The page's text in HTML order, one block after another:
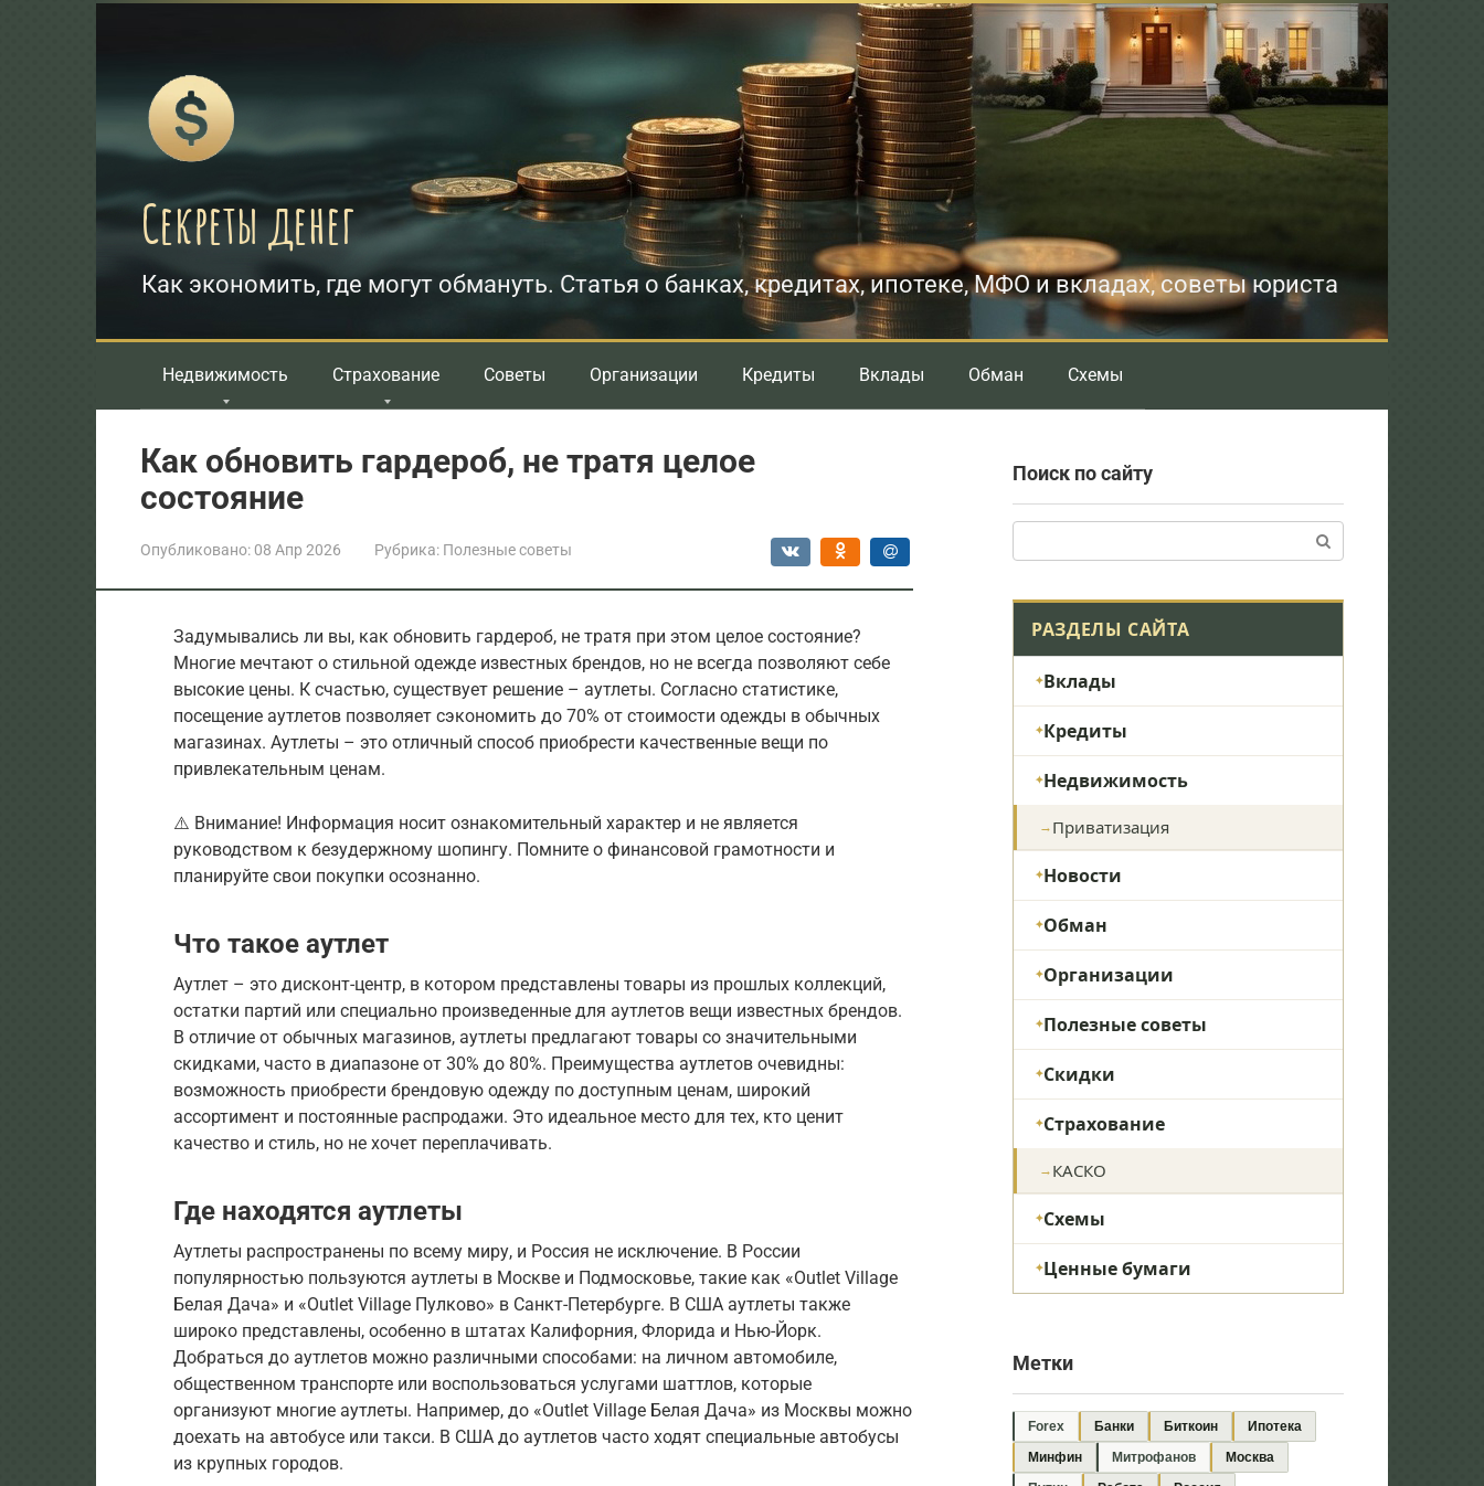
Секреты денег
Как экономить, где могут обмануть. Статья о банках, кредитах, ипотеке, МФО и вкладах, советы юриста
Недвижимость Страхование Советы Организации Кредиты Вклады Обман Схемы
Как обновить гардероб, не тратя целое
состояние
Опубликовано: 08 Апр 2026 Рубрика: Полезные советы
Задумывались ли вы, как обновить гардероб, не тратя при этом целое состояние?
Многие мечтают о стильной одежде известных брендов, но не всегда позволяют себе
высокие цены. К счастью, существует решение – аутлеты. Согласно статистике,
посещение аутлетов позволяет сэкономить до 70% от стоимости одежды в обычных
магазинах. Аутлеты – это отличный способ приобрести качественные вещи по
привлекательным ценам.
⚠️ Внимание! Информация носит ознакомительный характер и не является
руководством к безудержному шопингу. Помните о финансовой грамотности и
планируйте свои покупки осознанно.
Что такое аутлет
Аутлет – это дисконт-центр, в котором представлены товары из прошлых коллекций,
остатки партий или специально произведенные для аутлетов вещи известных брендов.
В отличие от обычных магазинов, аутлеты предлагают товары со значительными
скидками, часто в диапазоне от 30% до 80%. Преимущества аутлетов очевидны:
возможность приобрести брендовую одежду по доступным ценам, широкий
ассортимент и постоянные распродажи. Это идеальное место для тех, кто ценит
качество и стиль, но не хочет переплачивать.
Где находятся аутлеты
Аутлеты распространены по всему миру, и Россия не исключение. В России
популярностью пользуются аутлеты в Москве и Подмосковье, такие как «Outlet Village
Белая Дача» и «Outlet Village Пулково» в Санкт-Петербурге. В США аутлеты также
широко представлены, особенно в штатах Калифорния, Флорида и Нью-Йорк.
Добраться до аутлетов можно различными способами: на личном автомобиле,
общественном транспорте или воспользоваться услугами шаттлов, которые
организуют многие аутлеты. Например, до «Outlet Village Белая Дача» из Москвы можно
доехать на автобусе или такси. В США до аутлетов часто ходят специальные автобусы
из крупных городов.
Поиск по сайту
РАЗДЕЛЫ САЙТА
Вклады
Кредиты
Недвижимость
Приватизация
Новости
Обман
Организации
Полезные советы
Скидки
Страхование
КАСКО
Схемы
Ценные бумаги
Метки
Forex Банки Биткоин
Ипотека
Минфин
Митрофанов
Москва